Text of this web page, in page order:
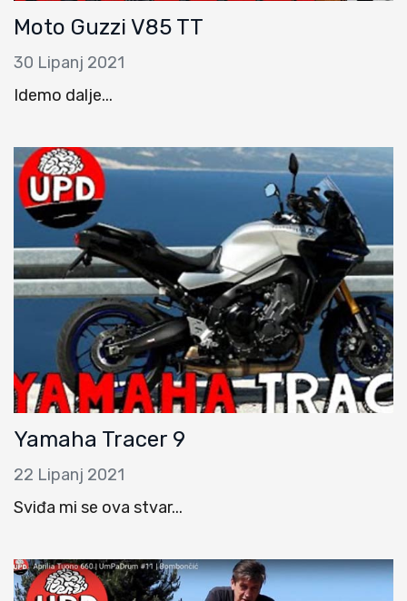
Moto Guzzi V85 TT
30 Lipanj 2021
Idemo dalje...
Yamaha Tracer 9
22 Lipanj 2021
Sviđa mi se ova stvar...